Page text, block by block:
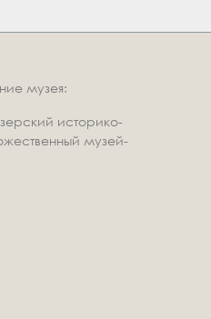
музея:
историко-
музей-